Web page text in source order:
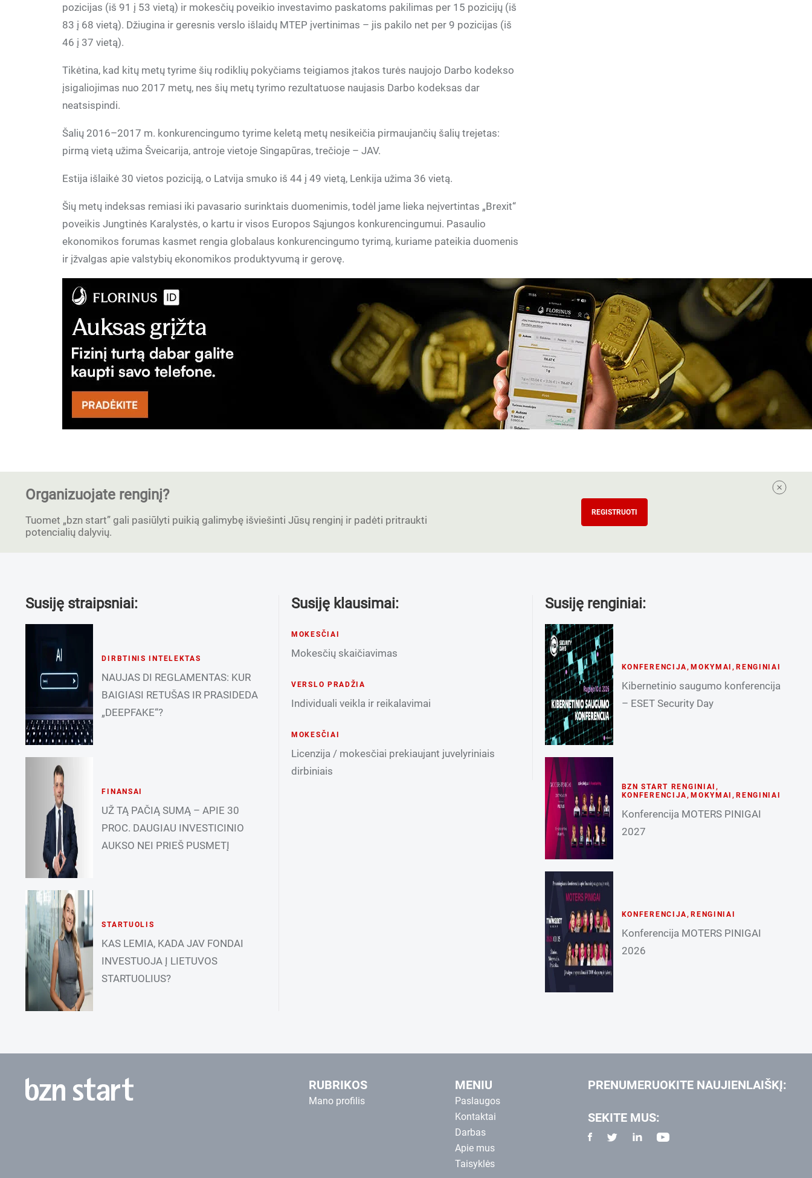
pozicijas (iš 91 į 53 vietą) ir mokesčių poveikio investavimo paskatoms pakilimas per 15 pozicijų (iš
83 į 68 vietą). Džiugina ir geresnis verslo išlaidų MTEP įvertinimas – jis pakilo net per 9 pozicijas (iš
46 į 37 vietą).
Tikėtina, kad kitų metų tyrime šių rodiklių pokyčiams teigiamos įtakos turės naujojo Darbo kodekso
įsigaliojimas nuo 2017 metų, nes šių metų tyrimo rezultatuose naujasis Darbo kodeksas dar
neatsispindi.
Šalių 2016–2017 m. konkurencingumo tyrime keletą metų nesikeičia pirmaujančių šalių trejetas:
pirmą vietą užima Šveicarija, antroje vietoje Singapūras, trečioje – JAV.
Estija išlaikė 30 vietos poziciją, o Latvija smuko iš 44 į 49 vietą, Lenkija užima 36 vietą.
Šių metų indeksas remiasi iki pavasario surinktais duomenimis, todėl jame lieka neįvertintas „Brexit“
poveikis Jungtinės Karalystės, o kartu ir visos Europos Sąjungos konkurencingumui. Pasaulio
ekonomikos forumas kasmet rengia globalaus konkurencingumo tyrimą, kuriame pateikia duomenis
ir įžvalgas apie valstybių ekonomikos produktyvumą ir gerovę.
Organizuojate renginį?
Tuomet „bzn start” gali pasiūlyti puikią galimybę išviešinti Jūsų renginį ir padėti pritraukti
potencialių dalyvių.
REGISTRUOTI
Susiję straipsniai:
DIRBTINIS INTELEKTAS
NAUJAS DI REGLAMENTAS: KUR
BAIGIASI RETUŠAS IR PRASIDEDA
„DEEPFAKE“?
FINANSAI
UŽ TĄ PAČIĄ SUMĄ – APIE 30
PROC. DAUGIAU INVESTICINIO
AUKSO NEI PRIEŠ PUSMETĮ
STARTUOLIS
KAS LEMIA, KADA JAV FONDAI
INVESTUOJA Į LIETUVOS
STARTUOLIUS?
Susiję klausimai:
MOKESČIAI
Mokesčių skaičiavimas
VERSLO PRADŽIA
Individuali veikla ir reikalavimai
MOKESČIAI
Licenzija / mokesčiai prekiaujant juvelyriniais
dirbiniais
Susiję renginiai:
KONFERENCIJA, MOKYMAI, RENGINIAI
Kibernetinio saugumo konferencija
– ESET Security Day
BZN START RENGINIAI ,
KONFERENCIJA ,MOKYMAI ,RENGINIAI
Konferencija MOTERS PINIGAI
2027
KONFERENCIJA, RENGINIAI
Konferencija MOTERS PINIGAI
2026
RUBRIKOS
Mano profilis
MENIU
Paslaugos
Kontaktai
Darbas
Apie mus
Taisyklės
PRENUMERUOKITE NAUJIENLAIŠKĮ:
SEKITE MUS: